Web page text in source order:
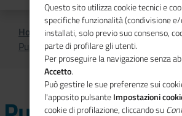
Home
Digitalizzazione e impresa
Punto Impresa Digitale
Questo sito utilizza cookie tecnici e
specifiche funzionalità (condivisione
installati, solo previo suo consenso,
parte di profilare gli utenti.
Per proseguire la navigazione senza
Accetto.
Può gestire le sue preferenze sui
l'apposito pulsanteImpostazioni
cookie di profilazione, cliccando su